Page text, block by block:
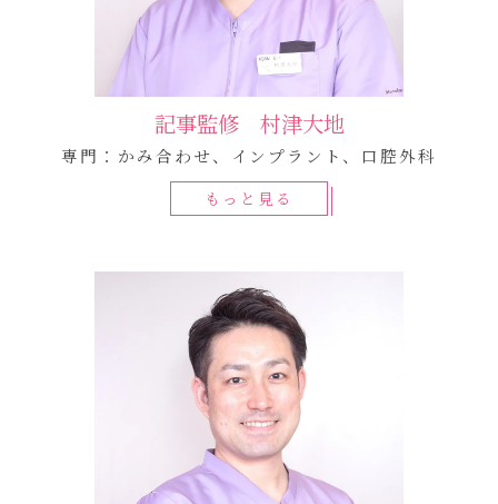
記事監修 村津大地
専門：かみ合わせ、インプラント、口腔外科
もっと見る